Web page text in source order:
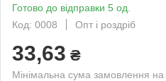
Готово до відправки 5 од.
Код: 0008
Опт і роздріб
33,63 ₴
Мінімальна сума замовлення